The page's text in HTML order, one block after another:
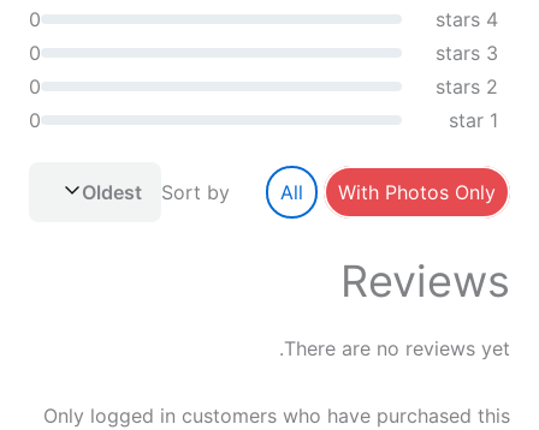
4 stars
0
3 stars
0
2 stars
0
1 star
0
All With Photos Only
Sort by
Oldest
Reviews
There are no reviews yet.
Only logged in customers who have purchased this